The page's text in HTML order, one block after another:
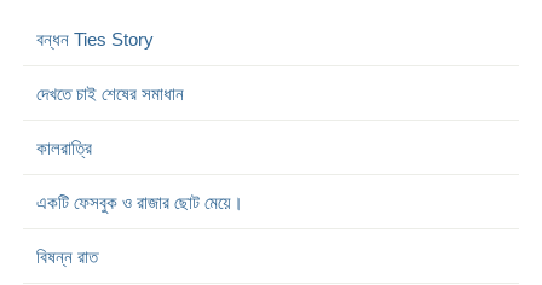
বন্ধন Ties Story
দেখতে চাই শেষের সমাধান
কালরাত্রি
একটি ফেসবুক ও রাজার ছোট মেয়ে।
বিষন্ন রাত